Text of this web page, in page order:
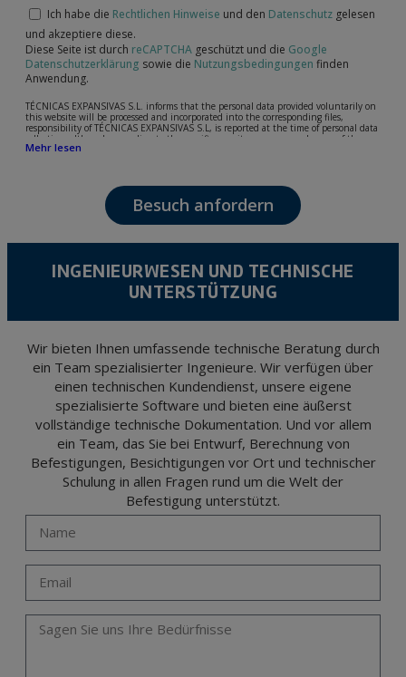
Ich habe die Rechtlichen Hinweise und den Datenschutz gelesen
und akzeptiere diese.
Diese Seite ist durch reCAPTCHA geschützt und die Google
Datenschutzerklärung sowie die Nutzungsbedingungen finden
Anwendung.
TÉCNICAS EXPANSIVAS S.L. informs that the personal data provided voluntarily on
this website will be processed and incorporated into the corresponding files,
responsibility of TÉCNICAS EXPANSIVAS S.L, is reported at the time of personal data
collection, although, according to the specific case, its purpose may be any of the
following: attention to your referred request, complaint or question, established
The data in our files are strictly confidential and shall be treated with the utmost
confidentiality and shall comply with all the requirements provided for the General
Data Protection Regulation (GDPR) 2016.
According to Data Protection legislation, you are strongly advised not to send high-
encrypted. Should these details be sent, it is done so under your sole responsibility.
The user may at any time exercise their rights of access, rectification, cancellation
and opposition under the provisions of the General Data Protection Regulation
Portalada II | c/ Segador 13, 26006 | Logroño (La Rioja).
Mehr lesen
Besuch anfordern
INGENIEURWESEN UND TECHNISCHE
UNTERSTÜTZUNG
Wir bieten Ihnen umfassende technische Beratung durch
ein Team spezialisierter Ingenieure. Wir verfügen über
einen technischen Kundendienst, unsere eigene
spezialisierte Software und bieten eine äußerst
vollständige technische Dokumentation. Und vor allem
ein Team, das Sie bei Entwurf, Berechnung von
Befestigungen, Besichtigungen vor Ort und technischer
Schulung in allen Fragen rund um die Welt der
Befestigung unterstützt.